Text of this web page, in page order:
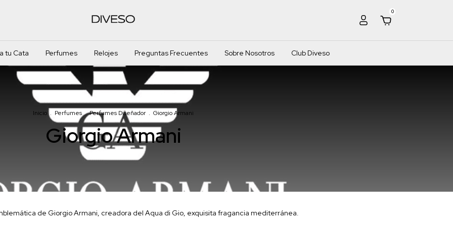
0
tu Cata Perfumes Relojes Preguntas Frecuentes Sobre Nosotros Club Diveso
Inicio . Perfumes . Perfumes Diseñador . Giorgio Armani
Giorgio Armani
de Giorgio Armani, creadora del Aqua di Gio, exquisita fragancia mediterránea.